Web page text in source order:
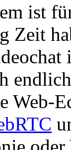
ist
Zeit
Web-